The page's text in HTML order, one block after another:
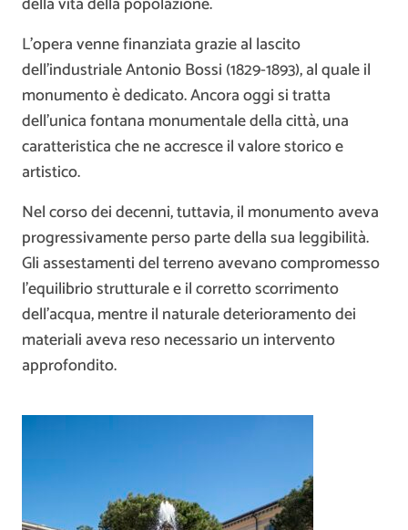
L’opera venne finanziata grazie al lascito
dell’industriale Antonio Bossi (1829-1893), al quale il
monumento è dedicato. Ancora oggi si tratta
dell’unica fontana monumentale della città, una
caratteristica che ne accresce il valore storico e
artistico.
Nel corso dei decenni, tuttavia, il monumento aveva
progressivamente perso parte della sua leggibilità.
Gli assestamenti del terreno avevano compromesso
l’equilibrio strutturale e il corretto scorrimento
dell’acqua, mentre il naturale deterioramento dei
materiali aveva reso necessario un intervento
approfondito.